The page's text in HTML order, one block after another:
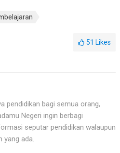
51 Likes
pendidikan bagi semua orang,
Negeri ingin berbagi
seputar pendidikan walaupun
yang ada.